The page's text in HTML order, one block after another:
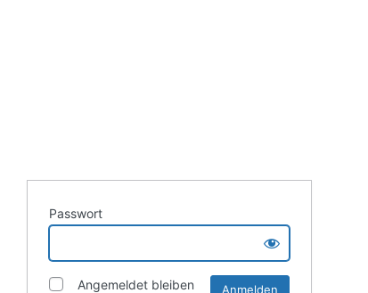
Passwort
Angemeldet bleiben